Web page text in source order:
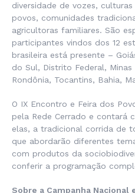
diversidade de vozes,
povos, comunidades
agricultoras familiares. São
participantes vindos dos 12
brasileira está presente –
do Sul, Distrito Federal, Minas
Rondônia, Tocantins, Bahia,
O IX Encontro e Feira dos
pela Rede Cerrado e contará
elas, a tradicional corrida de
que abordarão diferentes
com produtos da
conferir a programação
Sobre a Campanha Nacional